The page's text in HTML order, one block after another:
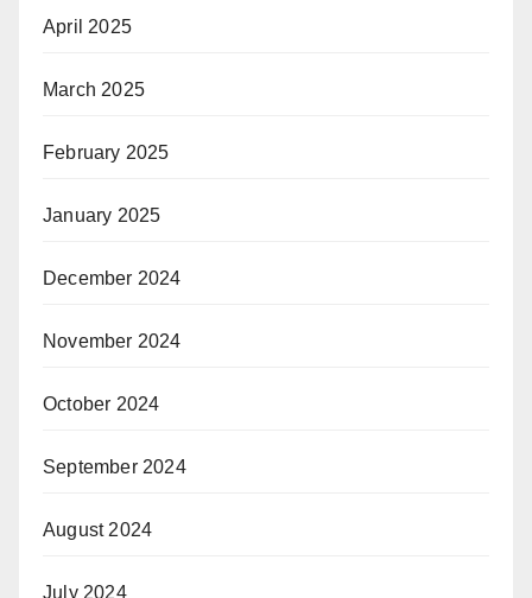
April 2025
March 2025
February 2025
January 2025
December 2024
November 2024
October 2024
September 2024
August 2024
July 2024